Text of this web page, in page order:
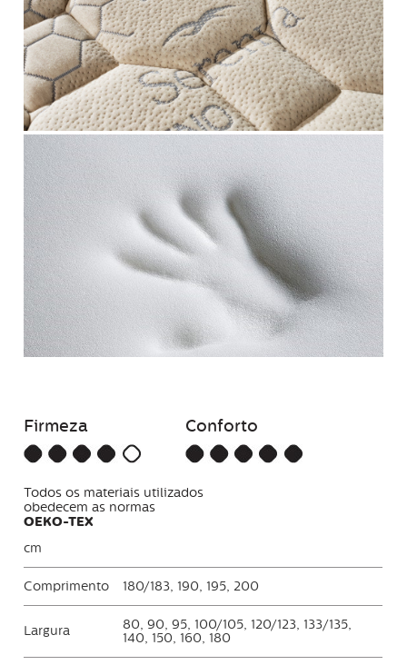
Firmeza Conforto
Todos os materiais utilizados
obedecem as normas
OEKO-TEX
cm
Comprimento 180/183, 190, 195, 200
Largura
80, 90, 95, 100/105, 120/123, 133/135,
140, 150, 160, 180